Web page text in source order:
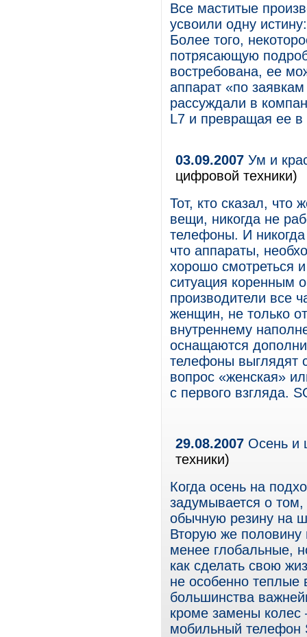
Все маститые
усвоили одну
Более того,
потрясающую
востребована, ее
аппарат «по
рассуждали в
L7 и превращая ее
03.09.2007 Ум и
цифровой техники)
Тот, кто сказал, что
вещи, никогда не
телефоны. И
что аппараты,
хорошо смотреться
ситуация коренным
производители все
женщин, не только
внутреннему
оснащаются
телефоны выглядят
вопрос «женская»
с первого взгляда.
29.08.2007 Осень и
техники)
Когда осень на
задумывается о
обычную резину на
Вторую же половину
менее глобальные,
как сделать свою
не особенно
большинства
кроме замены колес
мобильный телефон